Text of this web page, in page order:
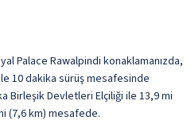
Palace Rawalpindi konaklamanızda,
10 dakika sürüş mesafesinde
Birleşik Devletleri Elçiliği ile 13,9 mi
(7,6 km) mesafede.